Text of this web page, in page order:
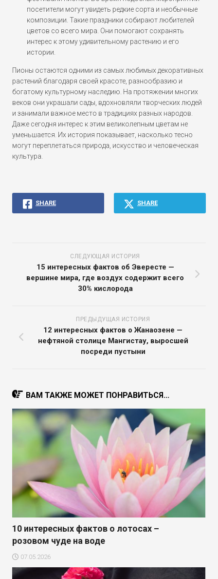
посетители могут увидеть редкие сорта и необычные
композиции. Такие праздники собирают любителей
цветов со всего мира. Они помогают сохранять
интерес к этому удивительному растению и его
истории.
Пионы остаются одними из самых любимых декоративных
растений благодаря своей красоте, разнообразию и
богатому культурному наследию. На протяжении многих
веков они украшали сады, вдохновляли творческих людей
и занимали важное место в традициях разных народов.
Даже сегодня интерес к этим великолепным цветам не
уменьшается. Их история показывает, насколько тесно
могут переплетаться природа, искусство и человеческая
культура.
SHARE SHARE
СЛЕДУЮЩАЯ ИСТОРИЯ
15 интересных фактов об Эвересте —
вершине мира, где воздух содержит всего
30% кислорода
ПРЕДЫДУЩАЯ ИСТОРИЯ
12 интересных фактов о Жанаозене —
нефтяной столице Мангистау, выросшей
посреди пустыни
ВАМ ТАКЖЕ МОЖЕТ ПОНРАВИТЬСЯ...
10 интересных фактов о лотосах –
розовом чуде на воде
07.05.2026